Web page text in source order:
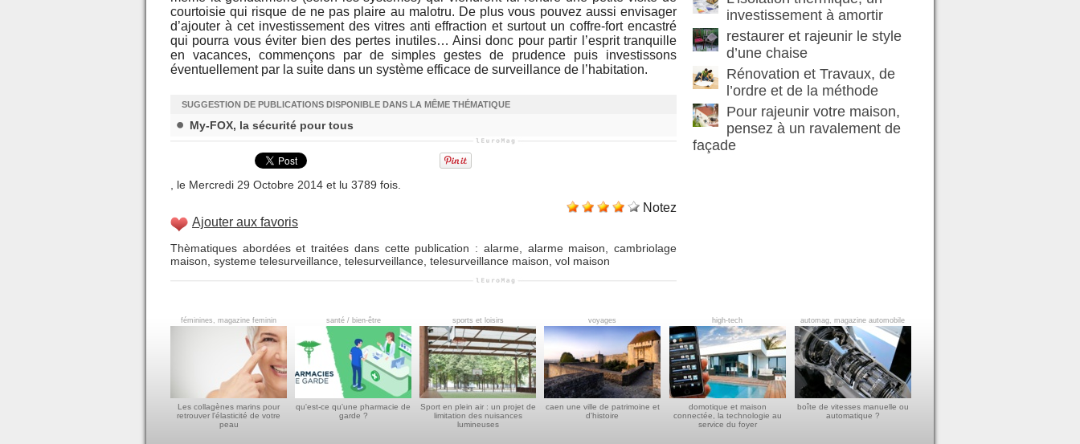
courtoisie qui risque de ne pas plaire au malotru. De plus vous pouvez aussi envisager
d’ajouter à cet investissement des vitres anti effraction et surtout un coffre-fort encastré
qui pourra vous éviter bien des pertes inutiles… Ainsi donc pour partir l’esprit tranquille
en vacances, commençons par de simples gestes de prudence puis investissons
éventuellement par la suite dans un système efficace de surveillance de l’habitation.
SUGGESTION DE PUBLICATIONS DISPONIBLE DANS LA MÊME THÉMATIQUE
My-FOX, la sécurité pour tous
, le Mercredi 29 Octobre 2014 et lu 3789 fois.
Notez
Ajouter aux favoris
Thèmatiques abordées et traitées dans cette publication : alarme, alarme maison ,cambriolage
maison systeme telesurveillance telesurveillance telesurveillance maison vol maison
investissement à amortir
restaurer et rajeunir le style
d’une chaise
Rénovation et Travaux, de
l’ordre et de la méthode
Pour rajeunir votre maison,
pensez à un ravalement de
façade
féminines, magazine feminin
Les collagènes marins pour
retrouver l'élasticité de votre
peau
santé / bien-être
qu'est-ce qu'une pharmacie de
garde ?
sports et loisirs
Sport en plein air : un projet de
limitation des nuisances
lumineuses
voyages
caen une ville de patrimoine et
d'histoire
high-tech
domotique et maison
connectée, la technologie au
service du foyer
automag, magazine automobile
boîte de vitesses manuelle ou
automatique ?